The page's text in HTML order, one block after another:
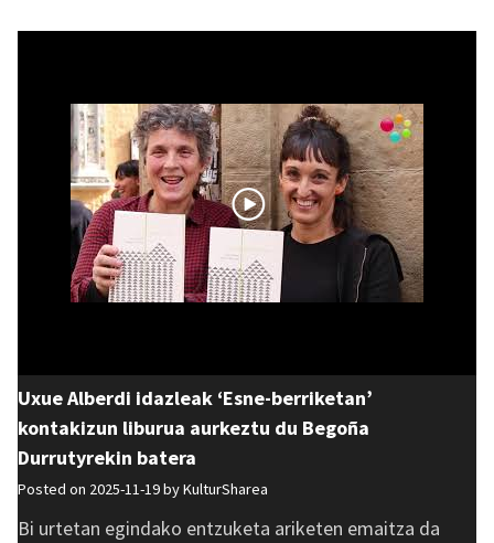
Uxue Alberdi idazleak ‘Esne-berriketan’
kontakizun liburua aurkeztu du Begoña
Durrutyrekin batera
Posted on 2025-11-19 byKulturSharea
Bi urtetan egindako entzuketa ariketen emaitza da